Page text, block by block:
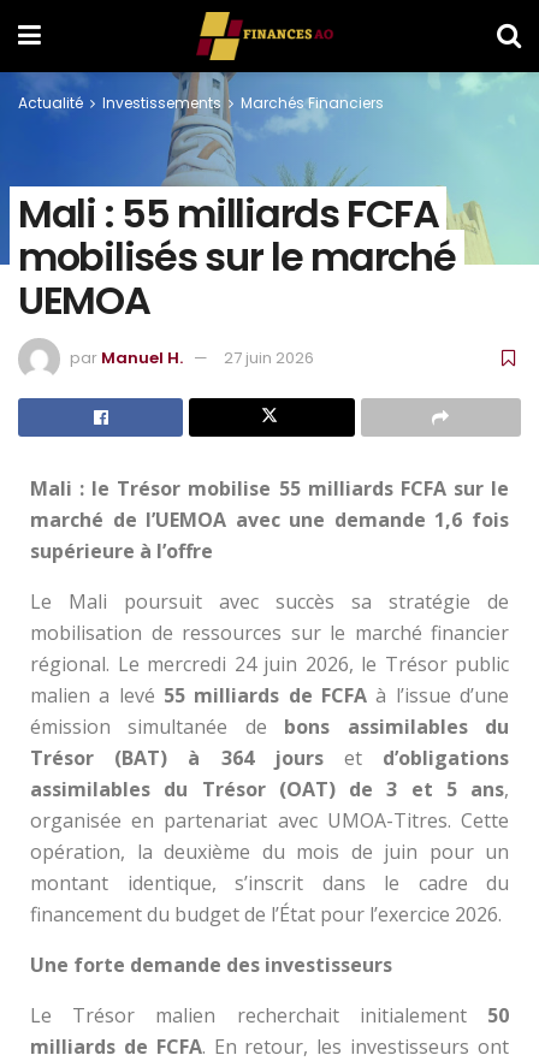
Actualité Investissements Marchés Financiers
Mali : 55 milliards FCFA
mobilisés sur le marché
UEMOA
par Manuel H. 27 juin 2026
Mali : le Trésor mobilise 55 milliards FCFA sur le
marché de l’UEMOA avec une demande 1,6 fois
supérieure à l’offre
Le Mali poursuit avec succès sa stratégie de
mobilisation de ressources sur le marché financier
régional. Le mercredi 24 juin 2026, le Trésor public
malien a levé 55 milliards de FCFA à l’issue d’une
émission simultanée de bons assimilables du
Trésor (BAT) à 364 jourset d’obligations
assimilables du Trésor (OAT) de 3 et 5 ans,
organisée en partenariat avec UMOA-Titres. Cette
opération, la deuxième du mois de juin pour un
montant identique, s’inscrit dans le cadre du
financement du budget de l’État pour l’exercice 2026.
Une forte demande des investisseurs
Le Trésor malien recherchait initialement 50
milliards de FCFA. En retour, les investisseurs ont